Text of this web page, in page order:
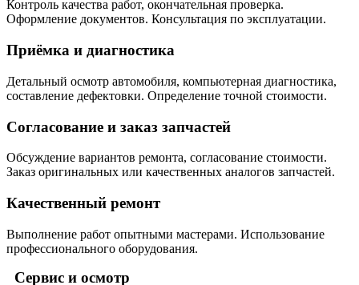
Контроль качества работ, окончательная проверка.
Оформление документов. Консультация по эксплуатации.
Приёмка и диагностика
Детальный осмотр автомобиля, компьютерная диагностика,
составление дефектовки. Определение точной стоимости.
Согласование и заказ запчастей
Обсуждение вариантов ремонта, согласование стоимости.
Заказ оригинальных или качественных аналогов запчастей.
Качественный ремонт
Выполнение работ опытными мастерами. Использование
профессионального оборудования.
Сервис и осмотр